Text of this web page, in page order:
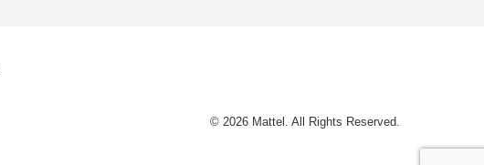
© 2026 Mattel. All Rights Reserved.